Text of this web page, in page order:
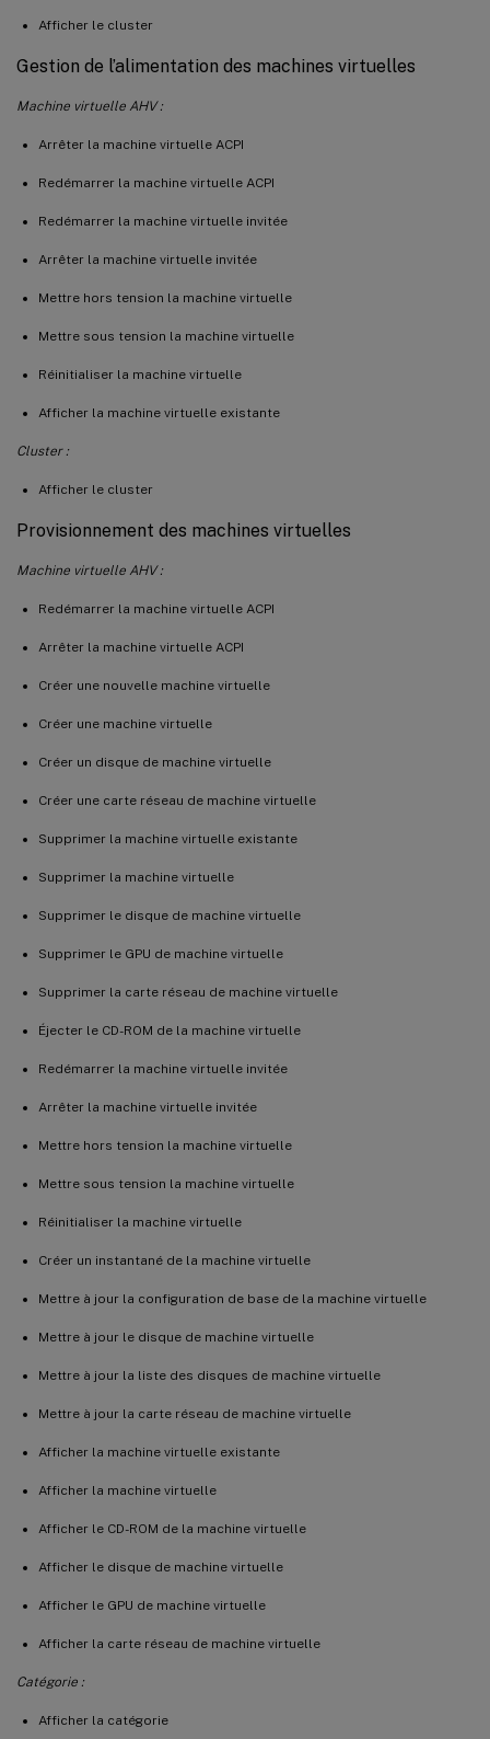
Afficher le cluster
Gestion de l’alimentation des machines virtuelles
Machine virtuelle AHV :
Arrêter la machine virtuelle ACPI
Redémarrer la machine virtuelle ACPI
Redémarrer la machine virtuelle invitée
Arrêter la machine virtuelle invitée
Mettre hors tension la machine virtuelle
Mettre sous tension la machine virtuelle
Réinitialiser la machine virtuelle
Afficher la machine virtuelle existante
Cluster :
Afficher le cluster
Provisionnement des machines virtuelles
Machine virtuelle AHV :
Redémarrer la machine virtuelle ACPI
Arrêter la machine virtuelle ACPI
Créer une nouvelle machine virtuelle
Créer une machine virtuelle
Créer un disque de machine virtuelle
Créer une carte réseau de machine virtuelle
Supprimer la machine virtuelle existante
Supprimer la machine virtuelle
Supprimer le disque de machine virtuelle
Supprimer le GPU de machine virtuelle
Supprimer la carte réseau de machine virtuelle
Éjecter le CD-ROM de la machine virtuelle
Redémarrer la machine virtuelle invitée
Arrêter la machine virtuelle invitée
Mettre hors tension la machine virtuelle
Mettre sous tension la machine virtuelle
Réinitialiser la machine virtuelle
Créer un instantané de la machine virtuelle
Mettre à jour la configuration de base de la machine virtuelle
Mettre à jour le disque de machine virtuelle
Mettre à jour la liste des disques de machine virtuelle
Mettre à jour la carte réseau de machine virtuelle
Afficher la machine virtuelle existante
Afficher la machine virtuelle
Afficher le CD-ROM de la machine virtuelle
Afficher le disque de machine virtuelle
Afficher le GPU de machine virtuelle
Afficher la carte réseau de machine virtuelle
Catégorie :
Afficher la catégorie